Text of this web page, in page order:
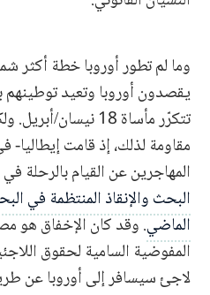
وما لم تطور أوروبا خطة أكثر
يقصدون أوروبا وتعيد
تتكرّر مأساة 18
مقاومة لذلك، إذ قامت إيطاليا-
المهاجرين عن القيام بالرحلة في
البحث والإنقاذ المنتظمة في
الماضي. وقد كان الإخفاق هو
المفوضية السامية لحقوق
لاجئ سيسافر إلى أوروبا عن طريق